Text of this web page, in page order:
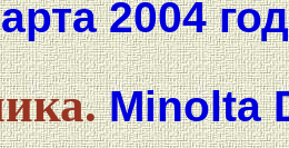
2004
Minolta